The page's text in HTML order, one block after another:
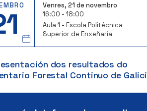
Venres, 21 de novembro
16:00 - 18:00
Aula 1 - Escola Politécnica
Superior de Enxeñaría
dos resultados do
Forestal Continuo de